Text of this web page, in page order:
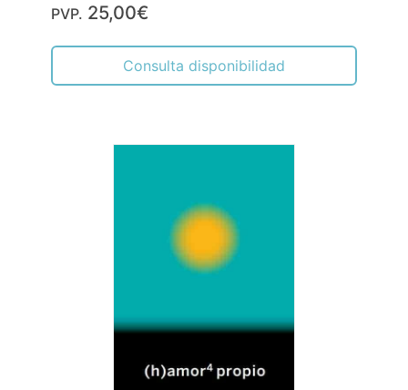
PVP. 25,00€
Consulta disponibilidad